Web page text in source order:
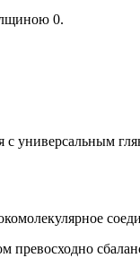
0.
универсальным